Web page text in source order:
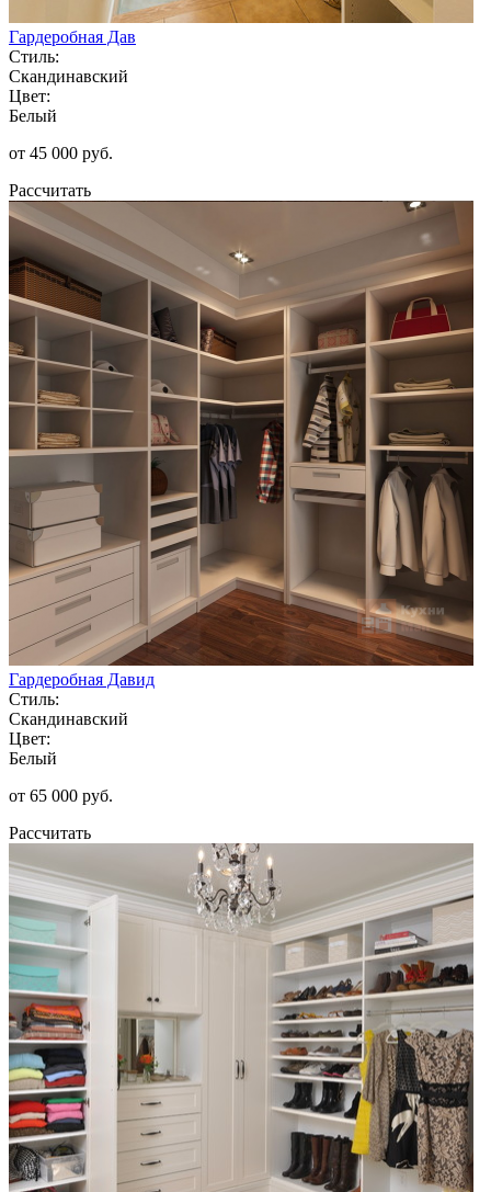
Гардеробная Дав
Стиль:
Скандинавский
Цвет:
Белый
от 45 000 руб.
Рассчитать
Гардеробная Давид
Стиль:
Скандинавский
Цвет:
Белый
от 65 000 руб.
Рассчитать